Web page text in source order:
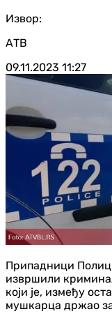
Извор:
АТВ
09.11.2023 11:27
Припадници
извршили
који је, између
мушкарца држао